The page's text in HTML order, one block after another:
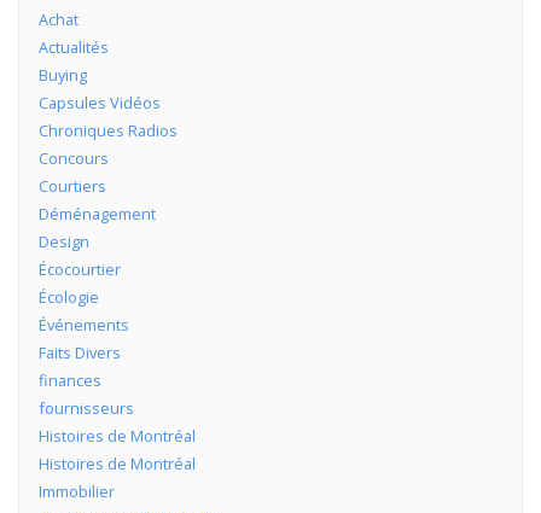
Achat
Actualités
Buying
Capsules Vidéos
Chroniques Radios
Concours
Courtiers
Déménagement
Design
Écocourtier
Écologie
Événements
Faits Divers
finances
fournisseurs
Histoires de Montréal
Histoires de Montréal
Immobilier